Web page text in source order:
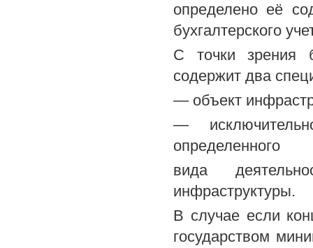
определено её
бухгалтерского
С точки зрения
содержит два
— объект
—
определенного
вида
инфраструктуры.
В случае если
государством